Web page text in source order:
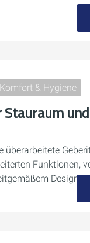
Komfort & Hygiene
überarbeitete
Funktionen,
Design.